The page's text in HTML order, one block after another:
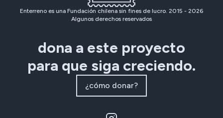
Enterreno es una Fundación chilena sin fines de lucro. 2015 - 2026
Algunos derechos reservados
dona a este proyecto
para que siga creciendo.
¿cómo donar?